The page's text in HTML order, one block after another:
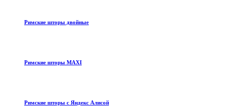
Римские шторы двойные
Римские шторы MAXI
Римские шторы с Яндекс Алисой